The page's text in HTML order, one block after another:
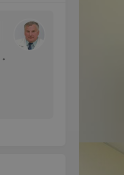
•